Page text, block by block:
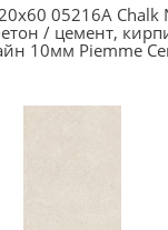
05216A Chalk
/ цемент,
10мм Piemme